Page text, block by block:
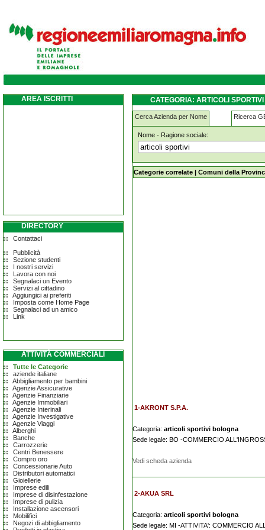
articoli-sportivi bologna
AREA ISCRITTI
DIRECTORY
Contattaci
Pubblicità
Sezione studenti
I nostri servizi
Lavora con noi
Segnalaci un Evento
Servizi al cittadino
Aggiungici ai preferiti
Imposta come Home Page
Segnalaci ad un amico
Link
ATTIVITÀ COMMERCIALI
Tutte le Categorie
aziende italiane
Abbigliamento per bambini
Agenzie Assicurative
Agenzie Finanziarie
Agenzie Immobiliari
Agenzie Interinali
Agenzie Investigative
Agenzie Viaggi
Alberghi
Banche
Carrozzerie
Centri Benessere
Compro oro
Concessionarie Auto
Distributori automatici
Gioiellerie
Imprese edili
Imprese di disinfestazione
Imprese di pulizia
Installazione ascensori
Mobilifici
Negozi di abbigliamento
CATEGORIA: ARTICOLI
Cerca Azienda per Nome Ricerca
Nome - Ragione sociale:
articoli-sportivi bologna
Categorie correlate | Comuni della
1-AKRONT S.P.A.
Categoria: articoli sportivi bologna
Sede legale: BO -COMMERCIO
Vedi scheda azienda
2-AKUA SRL
Categoria: articoli sportivi bologna
Sede legale: MI -ATTIVITA': COMMERCIO